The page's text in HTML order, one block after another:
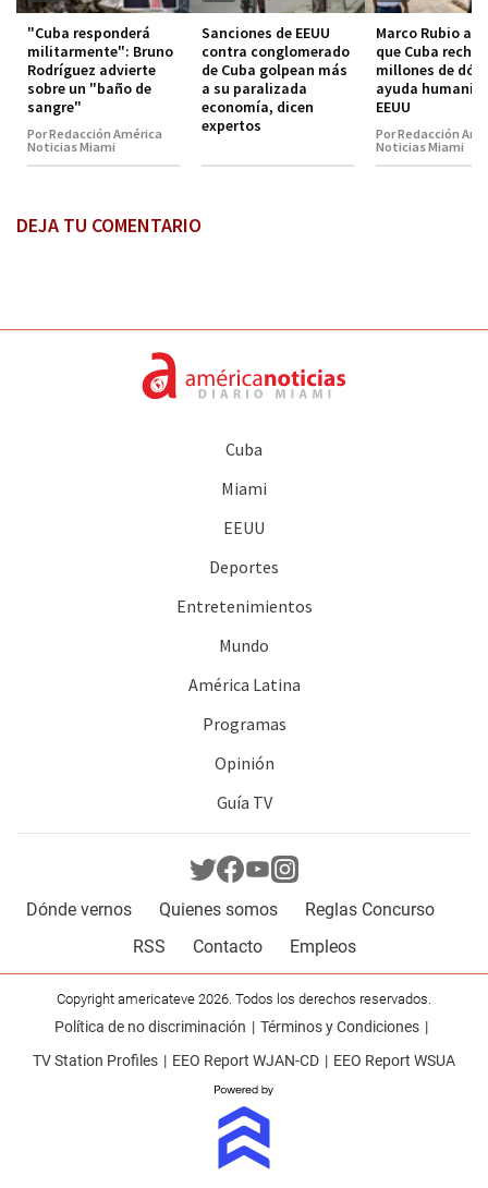
"Cuba responderá
militarmente": Bruno
Rodríguez advierte
sobre un "baño de
sangre"
Por Redacción América
Noticias Miami
Sanciones de EEUU
contra conglomerado
de Cuba golpean más
a su paralizada
economía, dicen
expertos
Marco Rubio
que Cuba
millones de
ayuda
EEUU
Por Redacción
Noticias Miami
DEJA TU COMENTARIO
Cuba
Miami
EEUU
Deportes
Entretenimientos
Mundo
América Latina
Programas
Opinión
Guía TV
Dónde vernos Quienes somos
Reglas Concurso
RSS
Contacto Empleos
Copyright americateve 2026. Todos los derechos reservados.
Política de no discriminación
Términos y Condiciones
TV Station Profiles
EEO Report WJAN-CD EEO Report WSUA